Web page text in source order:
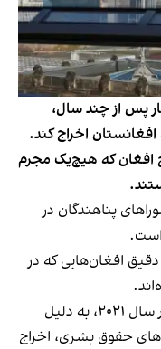
پس از چند سال،
افغانستان اخراج کند.
افغان که هیچ‌یک مجرم
پناهندگان در
است.
دقیق افغان‌هایی که در
آلمان پس از بازگشت طالبان به قدرت در سال ۲۰۲۱، به دلیل
حقوق بشری، اخراج